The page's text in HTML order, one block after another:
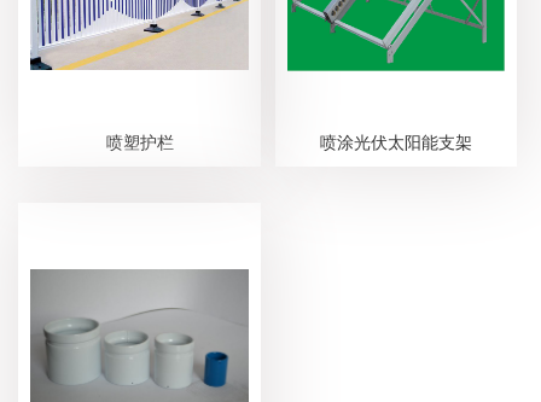
喷塑护栏 喷涂光伏太阳能支架